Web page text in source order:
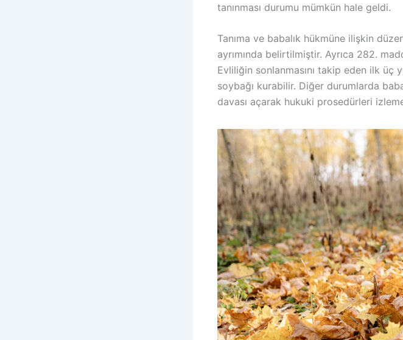
tanınması durumu mümkün hale geldi.
Tanıma ve babalık hükmüne ilişkin
ayrımında belirtilmiştir. Ayrıca 282.
Evliliğin sonlanmasını takip eden ilk
soybağı kurabilir. Diğer durumlarda
davası açarak hukuki prosedürleri